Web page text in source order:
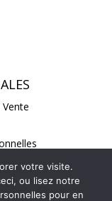
votre visite.
ou lisez notre
pour en